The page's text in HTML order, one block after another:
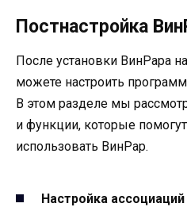
Постнастройка
После установки ВинРара
можете настроить
В этом разделе мы
и функции, которые
использовать ВинРар.
Настройка